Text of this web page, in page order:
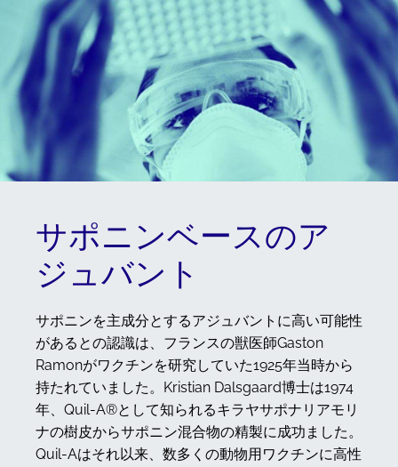
サポニンベースのア
ジュバント
サポニンを主成分とするアジュバントに高い可能性
があるとの認識は、フランスの獣医師Gaston
Ramonがワクチンを研究していた1925年当時から
持たれていました。Kristian Dalsgaard博士は1974
年、Quil-A®として知られるキラヤサポナリアモリ
ナの樹皮からサポニン混合物の精製に成功ました。
Quil-Aはそれ以来、数多くの動物用ワクチンに高性